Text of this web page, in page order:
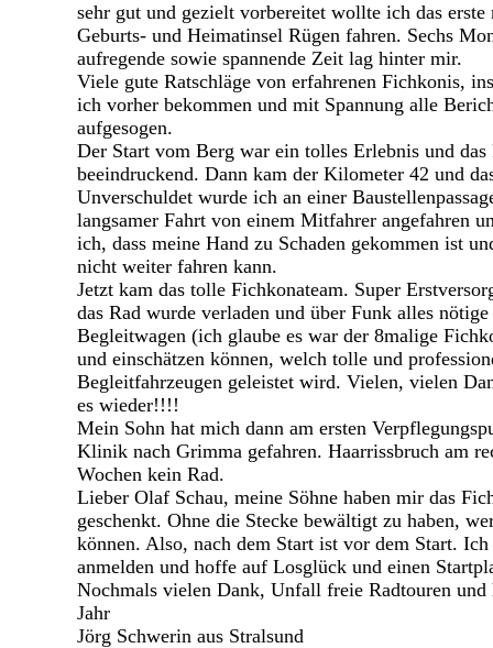
sehr gut und gezielt vorbereitet wollte ich das
Geburts- und Heimatinsel Rügen fahren. Sechs
aufregende sowie spannende Zeit lag hinter mir.
Viele gute Ratschläge von erfahrenen Fichkonis,
ich vorher bekommen und mit Spannung alle
aufgesogen.
Der Start vom Berg war ein tolles Erlebnis und
beeindruckend. Dann kam der Kilometer 42 und
Unverschuldet wurde ich an einer
langsamer Fahrt von einem Mitfahrer angefahren
ich, dass meine Hand zu Schaden gekommen ist
nicht weiter fahren kann.
Jetzt kam das tolle Fichkonateam. Super
das Rad wurde verladen und über Funk alles
Begleitwagen (ich glaube es war der 8malige
und einschätzen können, welch tolle und
Begleitfahrzeugen geleistet wird. Vielen, vielen
es wieder!!!!
Mein Sohn hat mich dann am ersten
Klinik nach Grimma gefahren. Haarrissbruch am
Wochen kein Rad.
Lieber Olaf Schau, meine Söhne haben mir das
geschenkt. Ohne die Stecke bewältigt zu haben,
können. Also, nach dem Start ist vor dem Start.
anmelden und hoffe auf Losglück und einen
Nochmals vielen Dank, Unfall freie Radtouren
Jahr
Jörg Schwerin aus Stralsund